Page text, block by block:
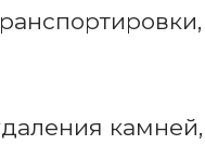
камней,